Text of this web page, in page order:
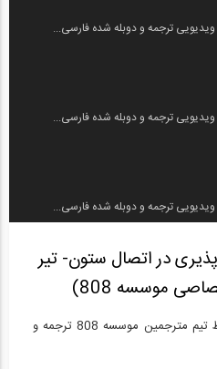
ترجمه و دوبله شده فارسی...
ترجمه و دوبله شده فارسی...
ترجمه و دوبله شده فارسی...
ترجمه و دوبله شده فارسی...
در اتصال ستون- تیر
موسسه 808)
این فیلم به طور اختصاصی توسط تیم مترجمین موسسه 808 ترجمه و